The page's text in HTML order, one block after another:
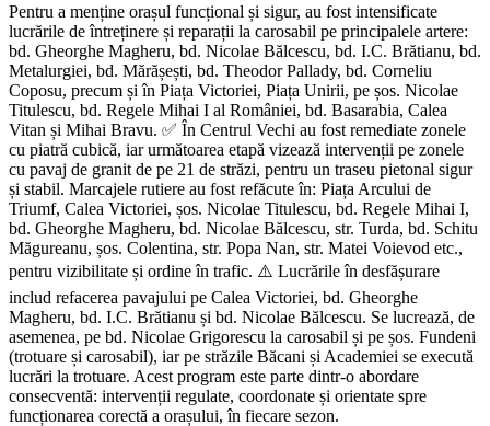
Pentru a menține orașul funcțional și sigur, au fost intensificate
lucrările de întreținere și reparații la carosabil pe principalele artere:
bd. Gheorghe Magheru, bd. Nicolae Bălcescu, bd. I.C. Brătianu, bd.
Metalurgiei, bd. Mărășești, bd. Theodor Pallady, bd. Corneliu
Coposu, precum și în Piața Victoriei, Piața Unirii, pe șos. Nicolae
Titulescu, bd. Regele Mihai I al României, bd. Basarabia, Calea
Vitan și Mihai Bravu. ✅ În Centrul Vechi au fost remediate zonele
cu piatră cubică, iar următoarea etapă vizează intervenții pe zonele
cu pavaj de granit de pe 21 de străzi, pentru un traseu pietonal sigur
și stabil. Marcajele rutiere au fost refăcute în: Piața Arcului de
Triumf, Calea Victoriei, șos. Nicolae Titulescu, bd. Regele Mihai I,
bd. Gheorghe Magheru, bd. Nicolae Bălcescu, str. Turda, bd. Schitu
Măgureanu, șos. Colentina, str. Popa Nan, str. Matei Voievod etc.,
pentru vizibilitate și ordine în trafic. ⚠️ Lucrările în desfășurare
includ refacerea pavajului pe Calea Victoriei, bd. Gheorghe
Magheru, bd. I.C. Brătianu și bd. Nicolae Bălcescu. Se lucrează, de
asemenea, pe bd. Nicolae Grigorescu la carosabil și pe șos. Fundeni
(trotuare și carosabil), iar pe străzile Băcani și Academiei se execută
lucrări la trotuare. Acest program este parte dintr-o abordare
consecventă: intervenții regulate, coordonate și orientate spre
funcționarea corectă a orașului, în fiecare sezon.